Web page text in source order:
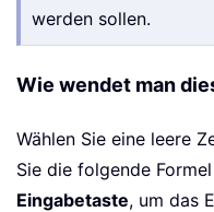
werden sollen.
Wie wendet man
Wählen Sie eine leere
Sie die folgende
Eingabetaste, um das